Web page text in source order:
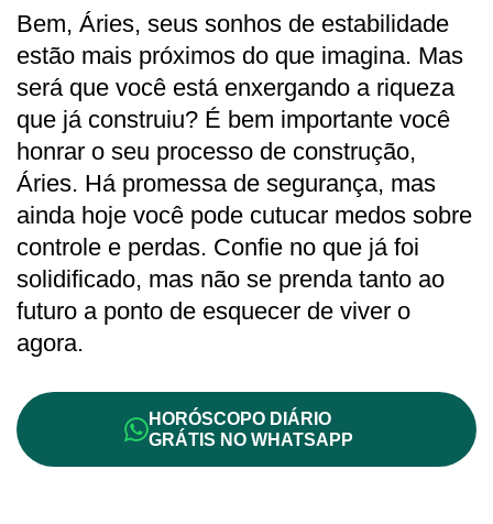
PREVISÃO DE ÁRIES PARA OUTRO DIA
Bem, Áries, seus sonhos de estabilidade
estão mais próximos do que imagina. Mas
será que você está enxergando a riqueza
que já construiu? É bem importante você
honrar o seu processo de construção,
Áries. Há promessa de segurança, mas
ainda hoje você pode cutucar medos sobre
controle e perdas. Confie no que já foi
solidificado, mas não se prenda tanto ao
futuro a ponto de esquecer de viver o
agora.
HORÓSCOPO DIÁRIO
GRÁTIS NO WHATSAPP